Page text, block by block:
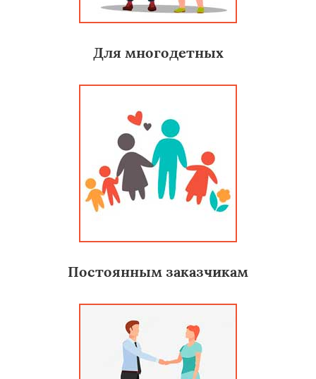
Для многодетных
Постоянным заказчикам